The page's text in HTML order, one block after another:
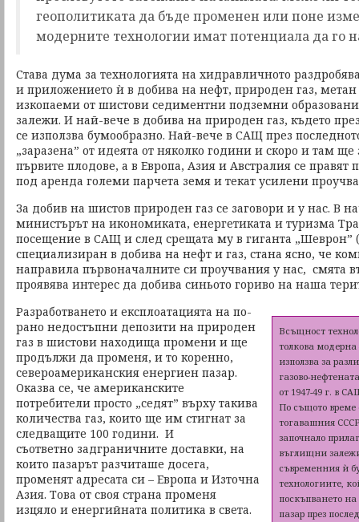
геополитиката да бъде променен или поне
модерните технологии имат потенциала да го
Става дума за технологията на хидравличното
и приложението ѝ в добива на нефт, природен газ,
изкопаеми от шистови седиментни подземни
залежи. И най-вече в добива на природен газ, където
се използва бумообразно. Най-вече в САЩ през
„заразена” от идеята от няколко години и скоро и там ще
първите плодове, а в Европа, Азия и Австралия се правят
под аренда големи парчета земя и текат усилени
За добив на шистов природен газ се заговори и у нас. В
министърът на икономиката, енергетиката и туризма
посещение в САЩ и след срещата му в гиганта „Шеврон”
специализиран в добива на нефт и газ, стана ясно, че
направила първоначалните си проучвания у нас, смята
проявява интерес да добива синьото гориво на наша
Всъщност
толкова
използва за
газово-
от 1947-49 г. в
По същото
тогавашния
започнало
въглищни
съвременния ѝ
технологиите,
поскъпването
пазар през
Разработването и експлоатацията на по-
рано недостъпни депозити на природен
газ в шистови находища промени и ще
продължи да променя, и то коренно,
североамериканския енергиен пазар.
Оказва се, че американските
потребители просто „седят” върху такива
количества газ, които ще им стигнат за
следващите 100 години. И
съответно задграничните доставки, на
които пазарът разчиташе досега,
променят адресата си – Европа и Източна
Азия. Това от своя страна променя
изцяло и енергийната политика в света.